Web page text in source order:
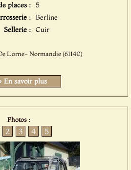
places : 5
: Berline
Sellerie : Cuir
L'orne- Normandie (61140)
En savoir plus
Photos :
2 3 4 5